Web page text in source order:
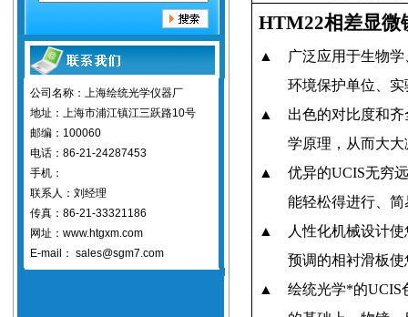
公司名称：上海绘统光学仪器厂
地址：上海市浦江镇江三跃路10号
邮编：100060
电话：86-21-24287453
手机：
联系人：刘经理
传真：86-21-33321186
网址：www.htgxm.com
E-mail： sales@sgm7.com
HTM22相差显微
▲
广泛应用于生物
环境保护单位、
▲
出色的对比度和
学原理，从而大
▲
优异的UCIS无穷
能轻松得进行、
▲
人性化机械设计
预调的相衬滑板
▲
绘统光学*的UCIS